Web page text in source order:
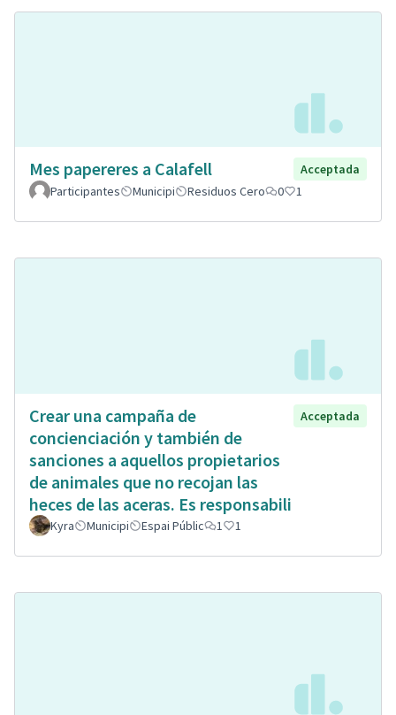
Mes papereres a Calafell
Acceptada
Participantes
Municipi Residuos Cero 0 1
Crear una campaña de
concienciación y también de
sanciones a aquellos propietarios
de animales que no recojan las
heces de las aceras. Es responsabili
Acceptada
Kyra Municipi Espai Públic 1 1